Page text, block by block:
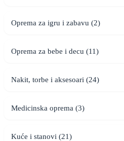
Oprema za igru i zabavu (2)
Oprema za bebe i decu (11)
Nakit, torbe i aksesoari (24)
Medicinska oprema (3)
Kuće i stanovi (21)